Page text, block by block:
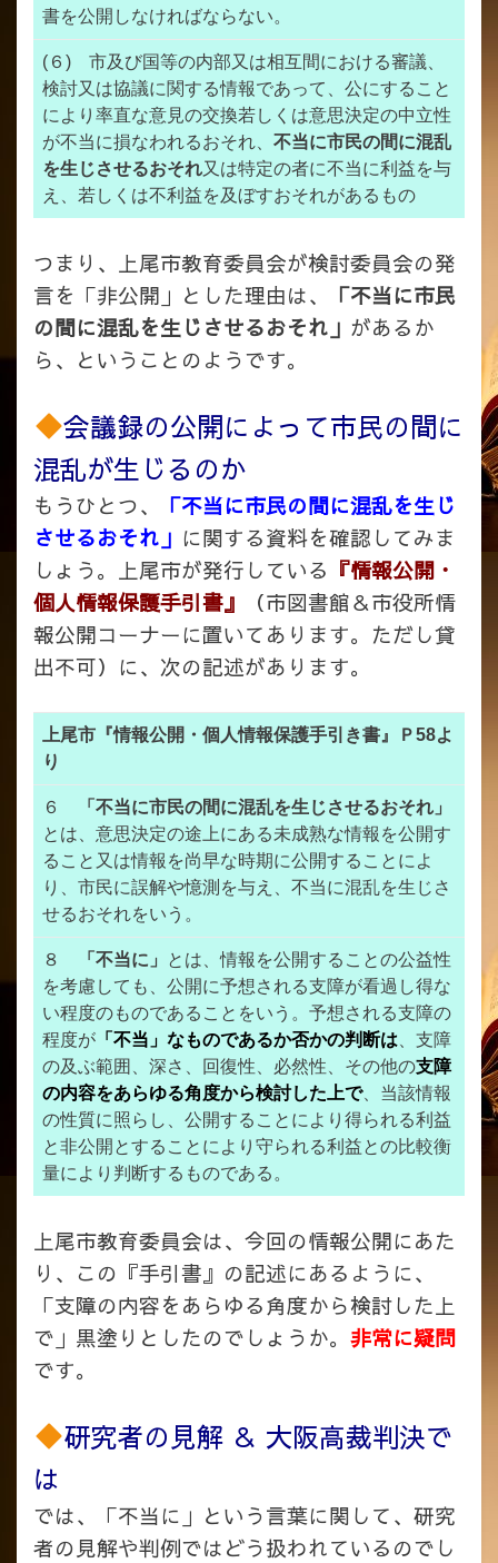
書を公開しなければならない。
(６) 市及び国等の内部又は相互間における審議、
検討又は協議に関する情報であって、公にすること
により率直な意見の交換若しくは意思決定の中立性
が不当に損なわれるおそれ、 不当に市民の間に混乱
を生じさせるおそれ又は特定の者に不当に利益を与
え、若しくは不利益を及ぼすおそれがあるもの
つまり、上尾市教育委員会が検討委員会の発
言を「非公開」とした理由は、
「不当に市民
の間に混乱を生じさせるおそれ」 があるか
ら、ということのようです。
会議録の公開によって市民の間に
混乱が生じるのか
もうひとつ、
「不当に市民の間に混乱を生じ
させるおそれ」 に関する資料を確認してみま
しょう。上尾市が発行している 『情報公開・
個人情報保護手引書』
（市図書館＆市役所情
報公開コーナーに置いてあります。ただし貸
出不可）に、次の記述があります。
上尾市『情報公開・個人情報保護手引き書』Ｐ58よ
り
６
「不当に市民の間に混乱を生じさせるおそれ」
とは、意思決定の途上にある未成熟な情報を公開す
ること又は情報を尚早な時期に公開することによ
り、市民に誤解や憶測を与え、不当に混乱を生じさ
せるおそれをいう。
８ 「不当に」
とは、情報を公開することの公益性
を考慮しても、公開に予想される支障が看過し得な
い程度のものであることをいう。予想される支障の
程度が 「不当」なものであるか否かの判断は 、支障
の及ぶ範囲、深さ、回復性、必然性、その他の支障
の内容をあらゆる角度から検討した上で、当該情報
の性質に照らし、公開することにより得られる利益
と非公開とすることにより守られる利益との比較衡
量により判断するものである。
上尾市教育委員会は、今回の情報公開にあた
り、この『手引書』の記述にあるように、
「支障の内容をあらゆる角度から検討した上
で」黒塗りとしたのでしょうか。 非常に疑問
です。
研究者の見解 ＆ 大阪高裁判決で
は
では、「不当に」という言葉に関して、研究
者の見解や判例ではどう扱われているのでし